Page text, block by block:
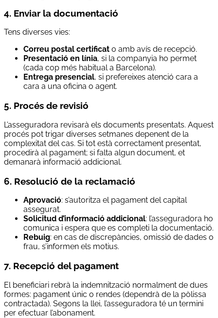
4. Enviar la documentació
Tens diverses vies:
Correu postal certificat o amb avís de recepció.
Presentació en línia, si la companyia ho permet
(cada cop més habitual a Barcelona).
Entrega presencial, si prefereixes atenció cara a
cara a una oficina o agent.
5. Procés de revisió
L’asseguradora revisarà els documents presentats. Aquest
procés pot trigar diverses setmanes depenent de la
complexitat del cas. Si tot està correctament presentat,
procedirà al pagament; si falta algun document, et
demanarà informació addicional.
6. Resolució de la reclamació
Aprovació: s’autoritza el pagament del capital
assegurat.
Solicitud d’informació addicional: l’asseguradora ho
comunica i espera que es completi la documentació.
Rebuig: en cas de discrepàncies, omissió de dades o
frau, s’informen els motius.
7. Recepció del pagament
El beneficiari rebrà la indemnització normalment de dues
formes: pagament únic o rendes (dependrà de la pòlissa
contractada). Segons la llei, l’asseguradora té un termini
per efectuar l’abonament.